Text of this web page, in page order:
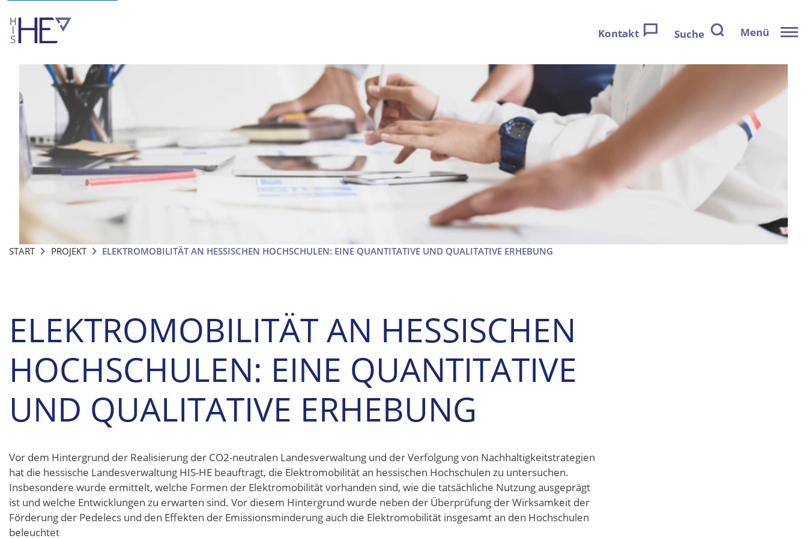
Kontakt Suche Menü
START PROJEKT ELEKTROMOBILITÄT AN HESSISCHEN HOCHSCHULEN: EINE QUANTITATIVE UND QUALITATIVE ERHEBUNG
ELEKTROMOBILITÄT AN HESSISCHEN
HOCHSCHULEN: EINE QUANTITATIVE
UND QUALITATIVE ERHEBUNG
Vor dem Hintergrund der Realisierung der CO2-neutralen Landesverwaltung und der Verfolgung von Nachhaltigkeitstrategien
hat die hessische Landesverwaltung HIS-HE beauftragt, die Elektromobilität an hessischen Hochschulen zu untersuchen.
Insbesondere wurde ermittelt, welche Formen der Elektromobilität vorhanden sind, wie die tatsächliche Nutzung ausgeprägt
ist und welche Entwicklungen zu erwarten sind. Vor diesem Hintergrund wurde neben der Überprüfung der Wirksamkeit der
Förderung der Pedelecs und den Effekten der Emissionsminderung auch die Elektromobilität insgesamt an den Hochschulen
beleuchtet